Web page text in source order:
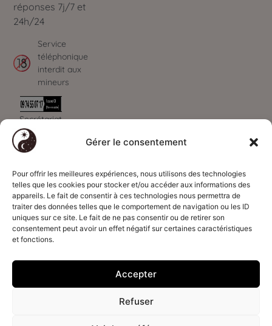
Gérer le consentement
Pour offrir les meilleures expériences, nous utilisons des technologies
telles que les cookies pour stocker et/ou accéder aux informations des
appareils. Le fait de consentir à ces technologies nous permettra de
traiter des données telles que le comportement de navigation ou les ID
uniques sur ce site. Le fait de ne pas consentir ou de retirer son
consentement peut avoir un effet négatif sur certaines caractéristiques
et fonctions.
Accepter
Refuser
réponses 7j/7 et
24h/24
Service
téléphonique
interdit aux
mineurs
Secrétariat
ouvert de 09h à
00h - 7J/7
par
CB
Code déontologie
Voyance
Code déontologie
Magnétisme
Code déontologie
Qui sommes-
nous ?
Présentation du
cabinet
Nous contacter